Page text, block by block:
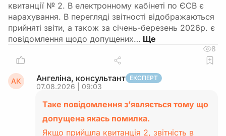
квитанції № 2. В електронному кабінеті по ЄСВ є
нарахування. В перегляді звітності відображаються
прийняті звіти, а також за січень-березень 2026р. є
повідомлення щодо допущених…
8
АК Ангеліна, консультант ЕКСПЕРТ
07.08.2026 | 09:03
Таке повідомлення з’являється тому що
допущена якась помилка.
Якщо прийшла квитанція 2, звітність в